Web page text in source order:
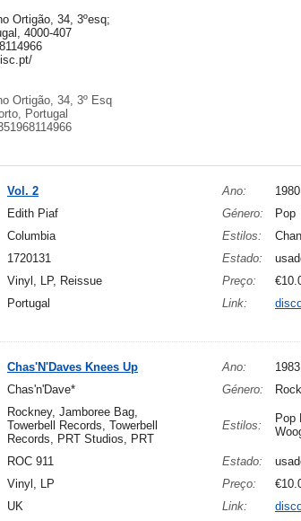
Ortigão, 34, 3ºesq;
4000-407
Ortigão, 34, 3º Esq
Portugal
Vol. 2 Ano:
1980
Edith Piaf Género:
Pop
Columbia Estilos:
1720131 Estado:
Vinyl, LP, Reissue Preço:
Portugal Link:
Chas'N'Daves Knees Up Ano:
1983
Chas'n'Dave* Género:
Rockney, Jamboree Bag,
Towerbell Records, Towerbell
Records, PRT Studios, PRT
Estilos:
Pop
ROC 911 Estado:
Vinyl, LP Preço:
UK Link: